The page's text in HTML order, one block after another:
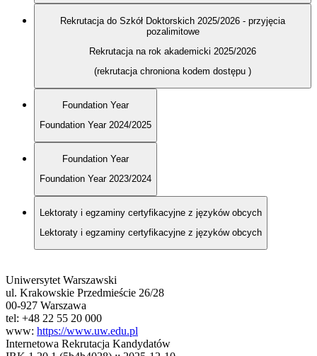
Rekrutacja do Szkół Doktorskich 2025/2026 - przyjęcia
pozalimitowe
Rekrutacja na rok akademicki 2025/2026
(rekrutacja chroniona kodem dostępu )
Foundation Year
Foundation Year 2024/2025
Foundation Year
Foundation Year 2023/2024
Lektoraty i egzaminy certyfikacyjne z języków obcych
Lektoraty i egzaminy certyfikacyjne z języków obcych
Uniwersytet Warszawski
ul. Krakowskie Przedmieście 26/28
00-927 Warszawa
tel: +48 22 55 20 000
www: https://www.uw.edu.pl
Internetowa Rekrutacja Kandydatów